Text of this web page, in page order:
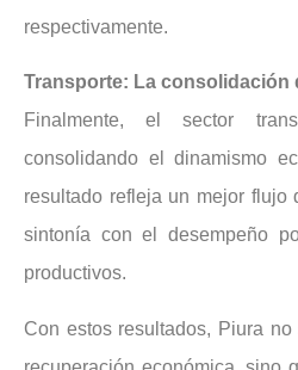
respectivamente.
Transporte: La consolidación
Finalmente, el sector
consolidando el dinamismo
resultado refleja un mejor flujo
sintonía con el desempeño
productivos.
Con estos resultados, Piura